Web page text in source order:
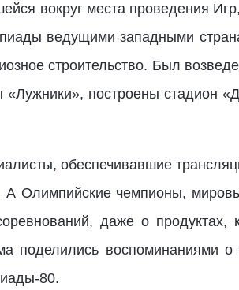
вокруг места проведения
ведущими западными
строительство. Был
построены стадион
обеспечивавшие
А Олимпийские чемпионы,
даже о продуктах,
поделились воспоминаниями
80.